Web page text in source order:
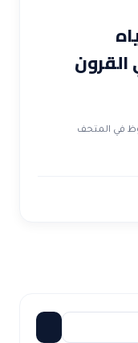
يعود لعام 1781م محفوظ في المتحف